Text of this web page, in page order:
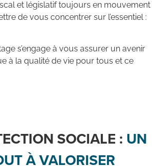
et législatif toujours en mouvement
de vous concentrer sur l’essentiel :
s’engage à vous assurer un avenir
à la qualité de vie pour tous et ce
SOCIALE : UN
À VALORISER